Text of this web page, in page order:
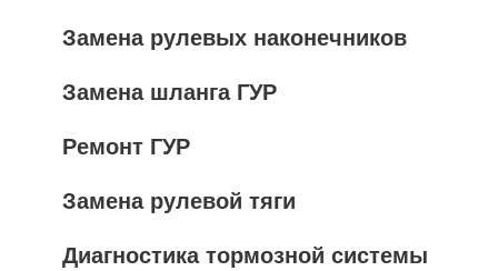
Замена рулевых наконечников
Замена шланга ГУР
Ремонт ГУР
Замена рулевой тяги
Диагностика тормозной системы